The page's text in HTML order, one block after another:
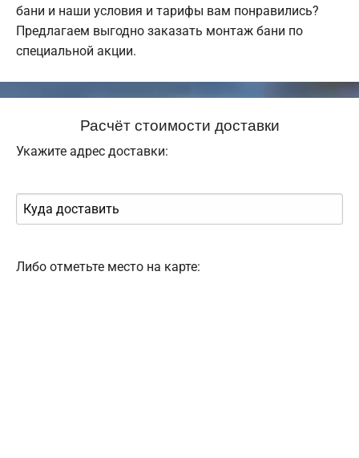
бани и наши условия и тарифы вам понравились?
Предлагаем выгодно заказать монтаж бани по
специальной акции.
Расчёт стоимости доставки
Укажите адрес доставки:
Либо отметьте место на карте: